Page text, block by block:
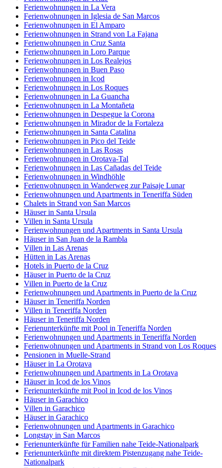
Ferienwohnungen in La Vera
Ferienwohnungen in Iglesia de San Marcos
Ferienwohnungen in El Amparo
Ferienwohnungen in Strand von La Fajana
Ferienwohnungen in Cruz Santa
Ferienwohnungen in Loro Parque
Ferienwohnungen in Los Realejos
Ferienwohnungen in Buen Paso
Ferienwohnungen in Icod
Ferienwohnungen in Los Roques
Ferienwohnungen in La Guancha
Ferienwohnungen in La Montañeta
Ferienwohnungen in Despegue la Corona
Ferienwohnungen in Mirador de la Fortaleza
Ferienwohnungen in Santa Catalina
Ferienwohnungen in Pico del Teide
Ferienwohnungen in Las Rosas
Ferienwohnungen in Orotava-Tal
Ferienwohnungen in Las Cañadas del Teide
Ferienwohnungen in Windhöhle
Ferienwohnungen in Wanderweg zur Paisaje Lunar
Ferienwohnungen und Apartments in Teneriffa Süden
Chalets in Strand von San Marcos
Häuser in Santa Ursula
Villen in Santa Ursula
Ferienwohnungen und Apartments in Santa Ursula
Häuser in San Juan de la Rambla
Villen in Las Arenas
Hütten in Las Arenas
Hotels in Puerto de la Cruz
Häuser in Puerto de la Cruz
Villen in Puerto de la Cruz
Ferienwohnungen und Apartments in Puerto de la Cruz
Häuser in Teneriffa Norden
Villen in Teneriffa Norden
Häuser in Teneriffa Norden
Ferienunterkünfte mit Pool in Teneriffa Norden
Ferienwohnungen und Apartments in Teneriffa Norden
Ferienwohnungen und Apartments in Strand von Los Roques
Pensionen in Muelle-Strand
Häuser in La Orotava
Ferienwohnungen und Apartments in La Orotava
Häuser in Icod de los Vinos
Ferienunterkünfte mit Pool in Icod de los Vinos
Häuser in Garachico
Villen in Garachico
Häuser in Garachico
Ferienwohnungen und Apartments in Garachico
Longstay in San Marcos
Ferienunterkünfte für Familien nahe Teide-Nationalpark
Ferienunterkünfte mit direktem Pistenzugang nahe Teide-
Nationalpark